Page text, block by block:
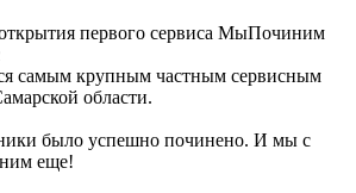
открытия первого сервиса МыПочиним
самым крупным частным сервисным
области.
было успешно починено. И мы с
еще!